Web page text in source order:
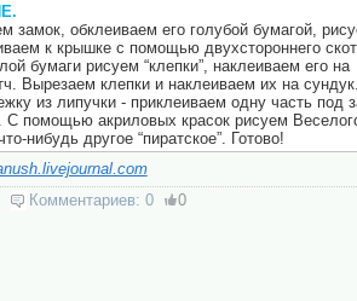
замок, обклеиваем его голубой бумагой,
к крышке с помощью двухстороннего
бумаги рисуем “клепки”, наклеиваем его на
Вырезаем клепки и наклеиваем их на
из липучки - приклеиваем одну часть под
С помощью акриловых красок рисуем
нибудь другое “пиратское”. Готово!
Комментариев: 0 0